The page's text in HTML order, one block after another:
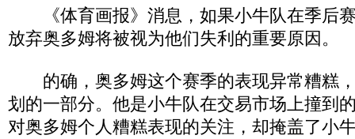
《体育画报》消息，如果小牛队在季后
放弃奥多姆将被视为他们失利的重要原因。
的确，奥多姆这个赛季的表现异常糟糕
划的一部分。他是小牛队在交易市场上撞到
对奥多姆个人糟糕表现的关注，却掩盖了小